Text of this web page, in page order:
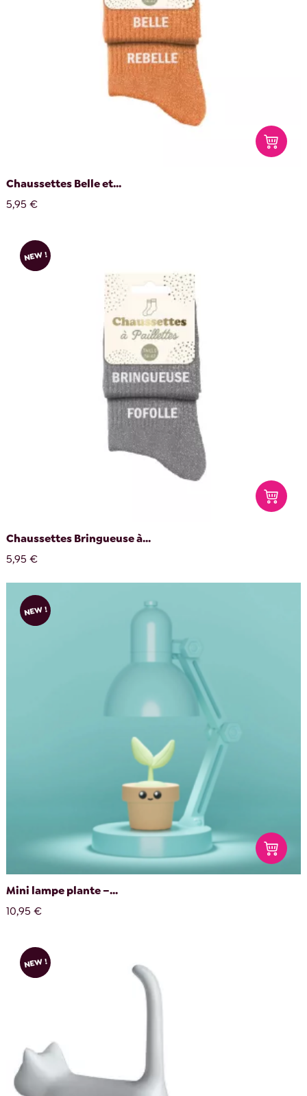
Chaussettes Belle et...
5,95 €
NEW !
Chaussettes Bringueuse à...
5,95 €
NEW !
Mini lampe plante –...
10,95 €
NEW !